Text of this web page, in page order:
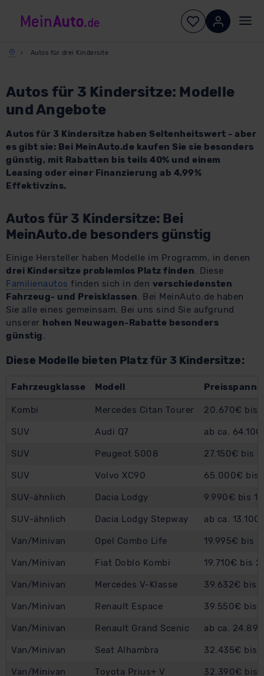
Autos für drei Kindersite
Autos für 3 Kindersitze: Modelle
und Angebote
Autos für 3 Kindersitze haben Seltenheitswert - aber
es gibt sie: Bei MeinAuto.de kaufen Sie sie besonders
günstig, mit Rabatten bis teils 40% und einem
Leasing oder einer Finanzierung ab 4,99%
Effektivzins.
Autos für 3 Kindersitze: Bei
MeinAuto.de besonders günstig
Einige Hersteller haben Modelle im Programm, in denen
drei Kindersitze problemlos Platz finden. Diese
Familienautos finden sich in den verschiedensten
Fahrzeug- und Preisklassen. Bei MeinAuto.de haben
Sie alle eines gemeinsam. Bei uns sind Sie aufgrund
unserer hohen Neuwagen-Rabatte besonders
günstig.
Diese Modelle bieten Platz für 3 Kindersitze:
Fahrzeugklasse Modell
Kombi Mercedes Citan Tourer 20.670€ bis
SUV Audi Q7 ab ca.
SUV Peugeot 5008 27.150€ bis
SUV Volvo XC90 65.000€ bis
SUV-ähnlich Dacia Lodgy 9.990€ bis
SUV-ähnlich Dacia Lodgy Stepway ab ca.
Van/Minivan Opel Combo Life 19.995€ bis
Van/Minivan Fiat Doblo Kombi 19.710€ bis
Van/Minivan Mercedes V-Klasse 39.632€ bis
Van/Minivan Renault Espace 39.550€ bis
Van/Minivan Renault Grand Scenic ab ca.
Van/Minivan Seat Alhambra 32.435€ bis
Van/Minivan Toyota Prius+ V 32.390€ bis